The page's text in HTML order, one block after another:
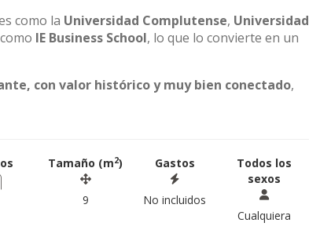
como la Universidad Complutense, Universidad
IE Business School, lo que lo convierte en un
con valor histórico y muy bien conectado,
Tamaño (m2)
9
Gastos
No incluidos
Todos los
sexos
Cualquiera